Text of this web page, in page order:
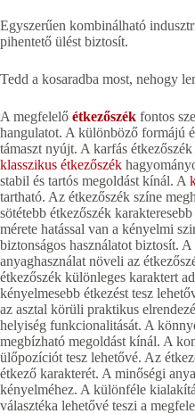
Egyszerűen kombinálható
pihentető ülést biztosít.
Tedd a kosaradba most, nehogy
A megfelelő étkezőszék fontos
hangulatot. A különböző formájú
támaszt nyújt. A karfás
klasszikus étkezőszék
stabil és tartós megoldást kínál. A
tartható. Az étkezőszék színe
sötétebb étkezőszék
mérete hatással van a kényelmi
biztonságos használatot biztosít.
anyaghasználat növeli az
étkezőszék különleges karaktert
kényelmesebb étkezést tesz
az asztal körüli praktikus
helyiség funkcionalitását. A
megbízható megoldást kínál. A
ülőpozíciót tesz lehetővé. Az
étkező karakterét. A minőségi
kényelméhez. A különféle
választéka lehetővé teszi a